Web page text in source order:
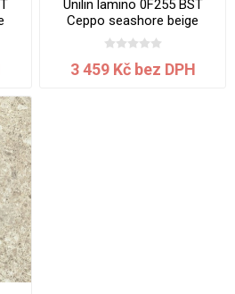
Unilin lamino 0F255 BST
Ceppo seashore beige
2800x2070x18 mm
3 459 Kč bez DPH